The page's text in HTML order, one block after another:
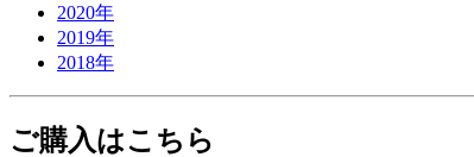
2020年
2019年
2018年
ご購入はこちら